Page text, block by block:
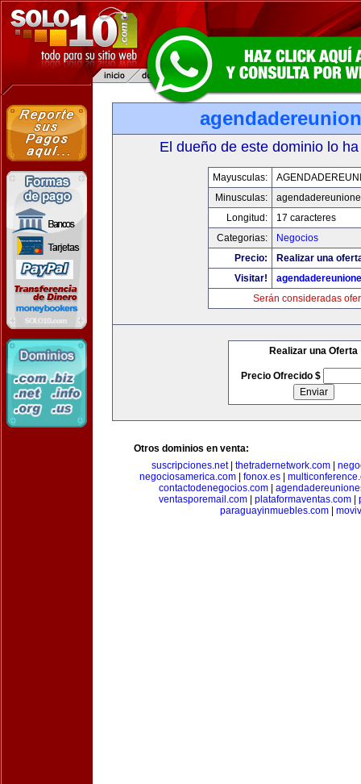
El dueño de este dominio lo
Mayusculas:
Minusculas:
Longitud:
17 caracteres
Categorias:
Negocios
Precio:
Realizar una
Visitar!
Serán consideradas
Realizar una Oferta
Precio Ofrecido $
Otros dominios en venta:
suscripciones.net| thetradernetwork.com|
negociosamerica.com| fonox.es|
contactodenegocios.com|
ventasporemail.com| plataformaventas.com|
paraguayinmuebles.com